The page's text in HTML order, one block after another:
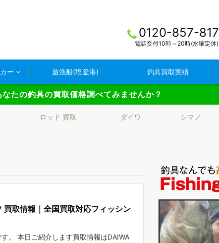
0120-857-817
電話受付10時～20時(水曜定休)
ー 遊漁船(塩釜港) 釣具買取実績
なたの釣具の買取価格調べてみませんか？
ロッド 買取 ダイワ シマノ
買取情報｜全国買取対応フィッシン
。 本日ご紹介します買取情報はDAIWA